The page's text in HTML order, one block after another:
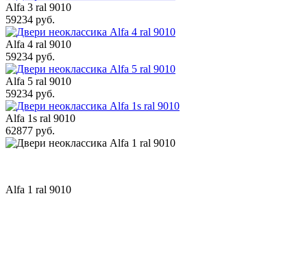
Alfa 3 ral 9010
59234 руб.
Alfa 4 ral 9010
59234 руб.
Alfa 5 ral 9010
59234 руб.
Alfa 1s ral 9010
62877 руб.
Alfa 1 ral 9010